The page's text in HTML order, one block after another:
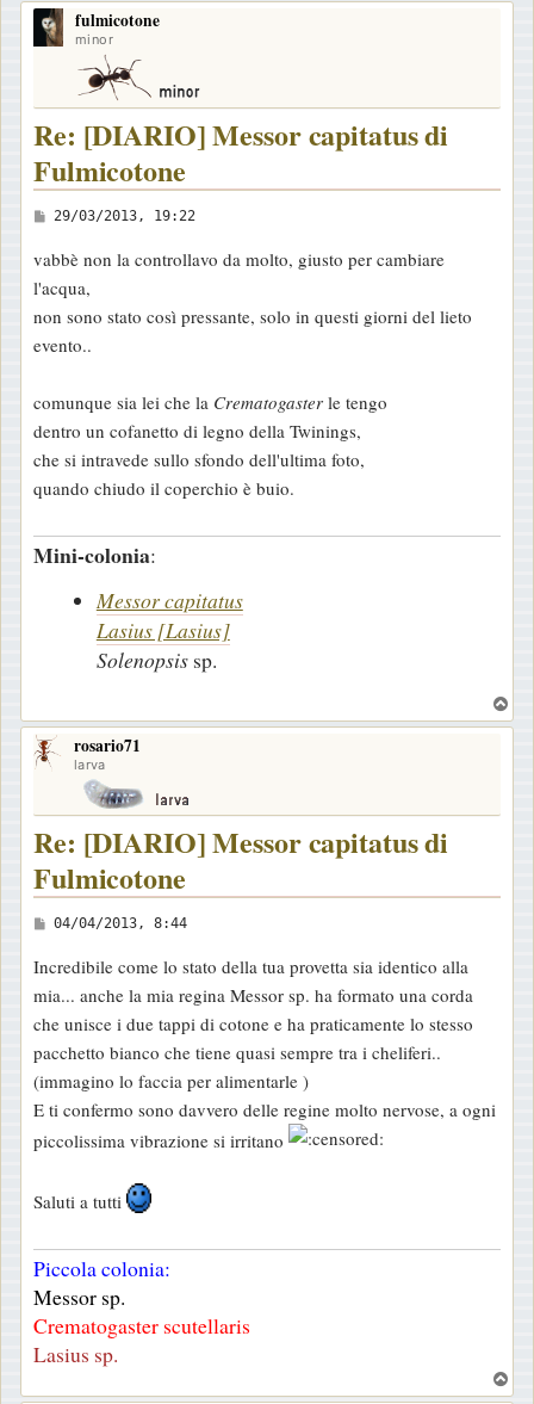
g
g
o
fulmicotone
minor
Re: [DIARIO] Messor capitatus di
Fulmicotone
M
s
s
a
g
i
o
29/03/2013, 19:22
vabbè non la controllavo da molto, giusto per cambiare
l'acqua,
non sono stato così pressante, solo in questi giorni del lieto
evento..
comunque sia lei che la Crematogaster le tengo
dentro un cofanetto di legno della Twinings,
che si intravede sullo sfondo dell'ultima foto,
quando chiudo il coperchio è buio.
Mini-colonia:
Messor capitatus
Lasius [Lasius]
Solenopsissp.
o
rosario71
larva
Re: [DIARIO] Messor capitatus di
Fulmicotone
M
s
s
a
g
g
i
o
04/04/2013, 8:44
Incredibile come lo stato della tua provetta sia identico alla
mia... anche la mia regina Messor sp. ha formato una corda
che unisce i due tappi di cotone e ha praticamente lo stesso
pacchetto bianco che tiene quasi sempre tra i cheliferi..
(immagino lo faccia per alimentarle )
E ti confermo sono davvero delle regine molto nervose, a ogni
piccolissima vibrazione si irritano
Saluti a tutti
Piccola colonia:
Messor sp.
Crematogaster scutellaris
Lasius sp.
o